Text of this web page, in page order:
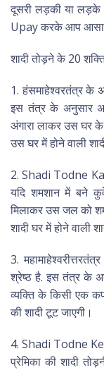
दूसरी लड़की या लड़के
Upay करके आप
शादी तोड़ने के 20
1. हंसमाहेश्वरतंत्र के
इस तंत्र के अनुसार
अंगारा लाकर उस घर के
उस घर में होने वाली
2. Shadi Todne Ka
यदि शमशान में बने
मिलाकर उस जल को
शादी घर में होने वाली
3.
श्रेष्ठ है. इस तंत्र के
व्यक्ति के किसी एक
की शादी टूट जाएगी।
4. Shadi Todne Ke
प्रेमिका की शादी